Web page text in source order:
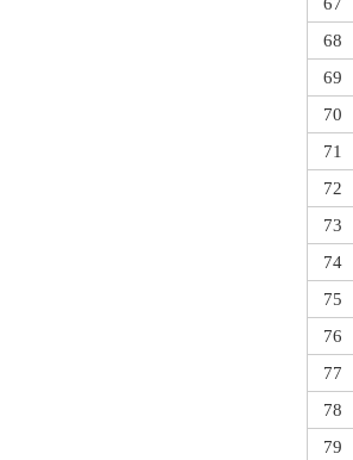
68
69
70
71
72
73
74
75
76
77
78
79